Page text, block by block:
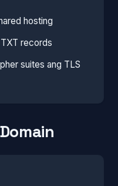
hosting
records
suites ang TLS